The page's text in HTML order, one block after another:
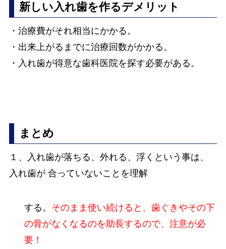
新しい入れ歯を作るデメリット
・治療費がそれ相当にかかる。
・出来上がるまでに治療回数がかかる。
・入れ歯が得意な歯科医院を探す必要がある。
まとめ
１、入れ歯が落ちる、外れる、浮くという事は、
入れ歯が 合っていないことを理解
する。 そのまま使い続けると、歯ぐきやその下
の骨がなくなるのを助長するので、注意が必
要！